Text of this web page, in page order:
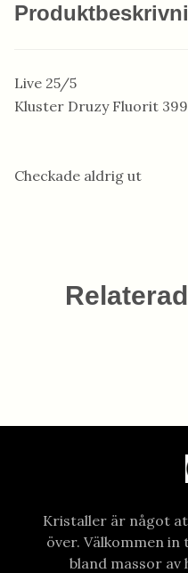
Live 25/5
Kluster Druzy Fluorit
Checkade aldrig ut
Kristaller är något
över. Välkommen
bland massor